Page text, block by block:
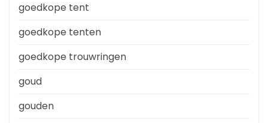
goedkope tent
goedkope tenten
goedkope trouwringen
goud
gouden